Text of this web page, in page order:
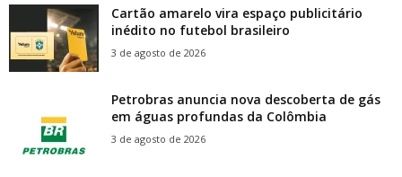
Cartão amarelo vira espaço publicitário
inédito no futebol brasileiro
3 de agosto de 2026
Petrobras anuncia nova descoberta de gás
em águas profundas da Colômbia
3 de agosto de 2026